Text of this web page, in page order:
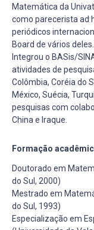
Matemática da
como parecerista ad
periódicos
Board de vários
Integrou o BASis/
atividades de
Colômbia, Coréia do
México, Suécia,
pesquisas com
China e Iraque.
Formação
Doutorado em
do Sul, 2000)
Mestrado em
do Sul, 1993)
Especialização em